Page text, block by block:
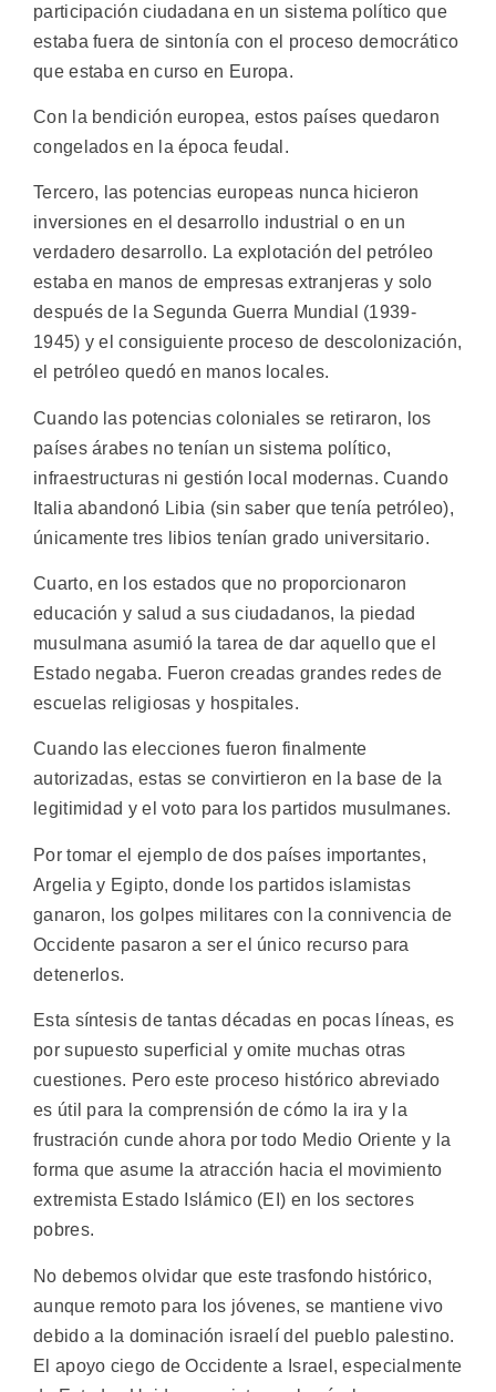
participación ciudadana en un sistema político que
estaba fuera de sintonía con el proceso democrático
que estaba en curso en Europa.
Con la bendición europea, estos países quedaron
congelados en la época feudal.
Tercero, las potencias europeas nunca hicieron
inversiones en el desarrollo industrial o en un
verdadero desarrollo. La explotación del petróleo
estaba en manos de empresas extranjeras y solo
después de la Segunda Guerra Mundial (1939-
1945) y el consiguiente proceso de descolonización,
el petróleo quedó en manos locales.
Cuando las potencias coloniales se retiraron, los
países árabes no tenían un sistema político,
infraestructuras ni gestión local modernas. Cuando
Italia abandonó Libia (sin saber que tenía petróleo),
únicamente tres libios tenían grado universitario.
Cuarto, en los estados que no proporcionaron
educación y salud a sus ciudadanos, la piedad
musulmana asumió la tarea de dar aquello que el
Estado negaba. Fueron creadas grandes redes de
escuelas religiosas y hospitales.
Cuando las elecciones fueron finalmente
autorizadas, estas se convirtieron en la base de la
legitimidad y el voto para los partidos musulmanes.
Por tomar el ejemplo de dos países importantes,
Argelia y Egipto, donde los partidos islamistas
ganaron, los golpes militares con la connivencia de
Occidente pasaron a ser el único recurso para
detenerlos.
Esta síntesis de tantas décadas en pocas líneas, es
por supuesto superficial y omite muchas otras
cuestiones. Pero este proceso histórico abreviado
es útil para la comprensión de cómo la ira y la
frustración cunde ahora por todo Medio Oriente y la
forma que asume la atracción hacia el movimiento
extremista Estado Islámico (EI) en los sectores
pobres.
No debemos olvidar que este trasfondo histórico,
aunque remoto para los jóvenes, se mantiene vivo
debido a la dominación israelí del pueblo palestino.
El apoyo ciego de Occidente a Israel, especialmente